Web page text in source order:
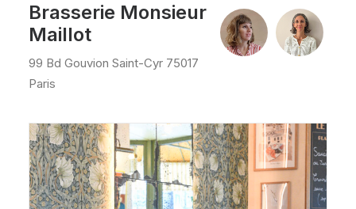
Brasserie Monsieur
Maillot
99 Bd Gouvion Saint-Cyr 75017
Paris